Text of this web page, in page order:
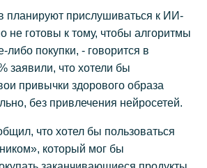
планируют прислушиваться к ИИ-
не готовы к тому, чтобы алгоритмы
либо покупки, - говорится в
заявили, что хотели бы
привычки здорового образа
без привлечения нейросетей.
что хотел бы пользоваться
который мог бы